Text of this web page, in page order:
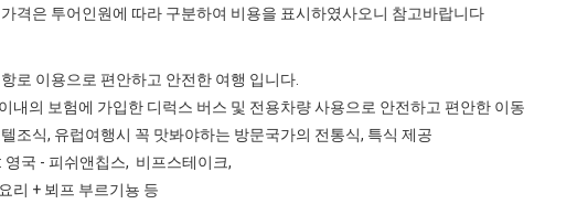
격은 투어인원에 따라 구분하여 비용을 표시하였사오니 참고바랍니다
로 이용으로 편안하고 안전한 여행 입니다.
내의 보험에 가입한 디럭스 버스 및 전용차량 사용으로 안전하고 편안한 이동
조식, 유럽여행시 꼭 맛봐야하는 방문국가의 전통식, 특식 제공
영국 - 피쉬앤칩스, 비프스테이크,
리 + 뵈프 부르기뇽 등